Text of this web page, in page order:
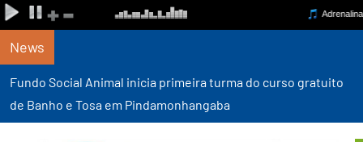
News
Fundo Social Animal inicia primeira turma do curso gratuito
de Banho e Tosa em Pindamonhangaba